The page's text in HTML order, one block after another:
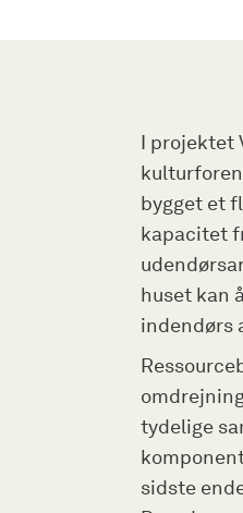
I projektet
bygget et
kapacitet
huset kan
indendørs
tydelige
sidste